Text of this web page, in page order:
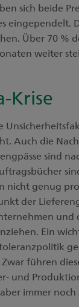
sich beide
eingependelt.
Über 70 %
weiter
Krise
Auch die
sind
nicht genug
der
und
Ein
führen
und
immer noch